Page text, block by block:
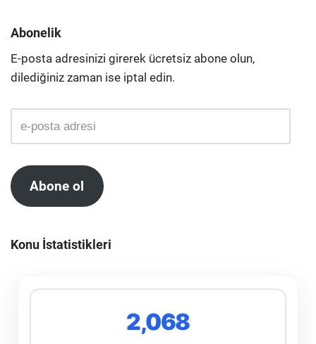
Abonelik
E-posta adresinizi girerek ücretsiz abone olun,
dilediğiniz zaman ise iptal edin.
Abone ol
Konu İstatistikleri
2,068